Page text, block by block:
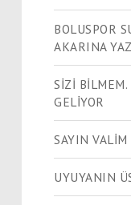
BOLUSPOR
AKARINA
SİZİ BİLMEM.
GELİYOR
SAYIN
UYUYANIN